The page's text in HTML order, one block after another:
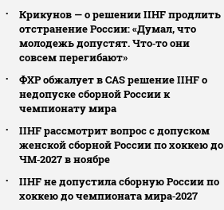
Крикунов — о решении IIHF продлить
отстранение России: «Думал, что
молодежь допустят. Что‑то они
совсем перегибают»
ФХР обжалует в CAS решение IIHF о
недопуске сборной России к
чемпионату мира
IIHF рассмотрит вопрос с допуском
женской сборной России по хоккею до
ЧМ‑2027 в ноябре
IIHF не допустила сборную России по
хоккею до чемпионата мира‑2027